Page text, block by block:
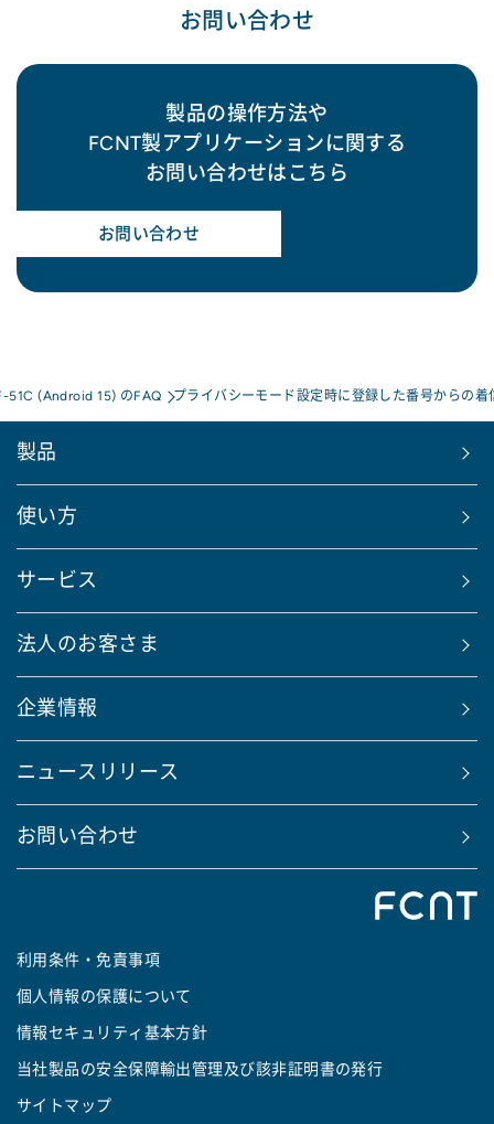
お問い合わせ
製品の操作方法や
FCNT製アプリケーションに関する
お問い合わせはこちら
お問い合わせ
51C (Android 15) のFAQ プライバシーモード設定時に登録した番号からの
製品
使い方
サービス
法人のお客さま
企業情報
ニュースリリース
お問い合わせ
利用条件・免責事項
個人情報の保護について
情報セキュリティ基本方針
当社製品の安全保障輸出管理及び該非証明書の発行
サイトマップ